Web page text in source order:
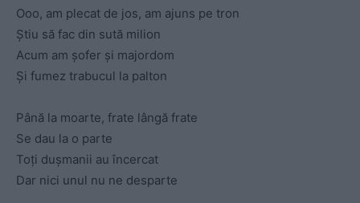
Ooo, am plecat de jos, am ajuns pe tron
Știu să fac din sută milion
Acum am șofer și majordom
Și fumez trabucul la palton
Până la moarte, frate lângă frate
Se dau la o parte
Toți dușmanii au încercat
Dar nici unul nu ne desparte